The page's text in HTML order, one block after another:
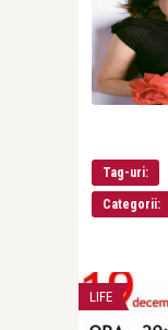
Tag-uri:
Categorii:
LIFE